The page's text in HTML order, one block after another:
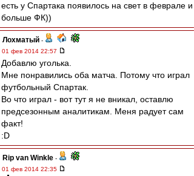
есть у Спартака появилось на свет в феврале и
больше ФК))
Лохматый -
01 фев 2014 22:57
Добавлю уголька.
Мне понравились оба матча. Потому что играл
футбольный Спартак.
Во что играл - вот тут я не вникал, оставлю
предсезонным аналитикам. Меня радует сам
факт!
:D
Rip van Winkle -
01 фев 2014 22:35